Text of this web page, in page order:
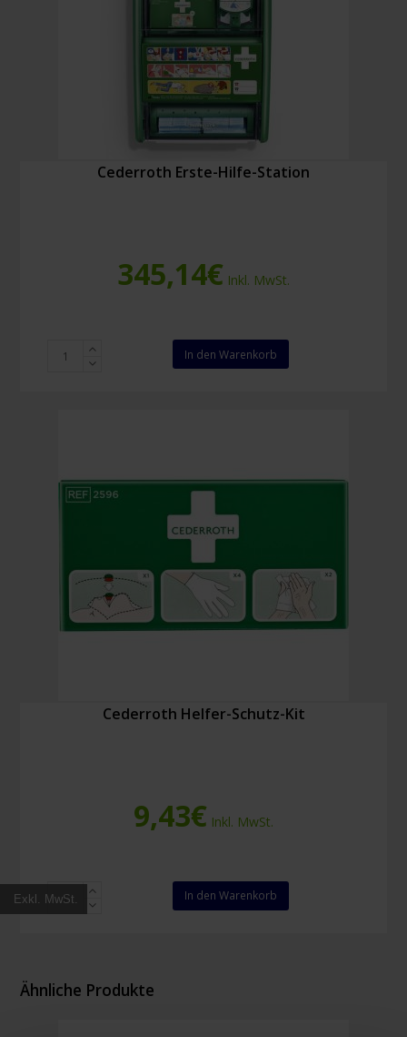
Exkl. MwSt.
Cederroth Erste-Hilfe-Station
345,14€ Inkl. MwSt.
Cederroth
In den Warenkorb
Cederroth Helfer-Schutz-Kit
9,43€ Inkl. MwSt.
Cederroth
Helfer-
In den Warenkorb
Ähnliche Produkte